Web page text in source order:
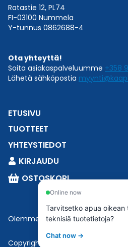
Ratastie 12, PL74
FI-03100 Nummela
Y-tunnus 0862688-4
Ota yhteyttä!
Soita asiakaspalveluumme +358
Lähetä sähköpostia
ETUSIVU
TUOTTEET
YHTEYSTIEDOT
KIRJAUDU
OSTOSKORI
Olemme osaEsbeconia.
Copyright © 2023 Esbecon | All
Online now
Tarvitsetko apua
teknisiä tuotetietoja?
Chat now →